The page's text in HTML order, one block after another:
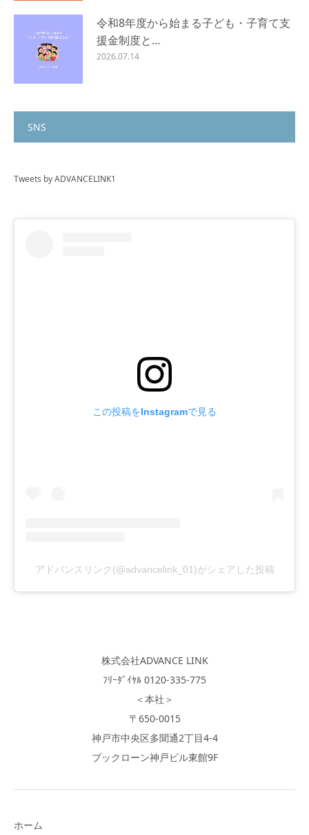
令和8年度から始まる子ども・子育て支
援金制度と…
2026.07.14
SNS
Tweets by ADVANCELINK1
この投稿をInstagramで見る
アドバンスリンク(@advancelink_01)がシェアした投稿
株式会社ADVANCE LINK
ﾌﾘｰﾀﾞｲﾔﾙ 0120-335-775
＜本社＞
〒650-0015
神戸市中央区多聞通2丁目4-4
ブックローン神戸ビル東館9F
ホーム